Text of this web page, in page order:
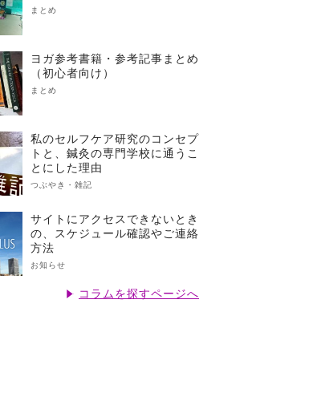
まとめ
ヨガ参考書籍・参考記事まとめ
（初心者向け）
まとめ
私のセルフケア研究のコンセプ
トと、鍼灸の専門学校に通うこ
とにした理由
つぶやき・雑記
サイトにアクセスできないとき
の、スケジュール確認やご連絡
方法
お知らせ
コラムを探すページへ